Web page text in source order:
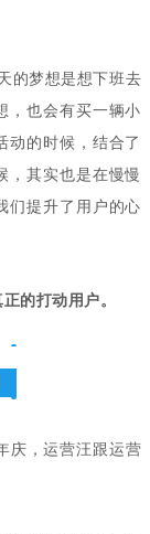
的梦想是想下班去
，也会有买一辆小
动的时候，结合了
，其实也是在慢慢
们提升了用户的心
的打动用户。
庆，运营汪跟运营